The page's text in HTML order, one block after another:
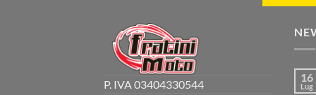
P. IVA 03404330544
16
Lug